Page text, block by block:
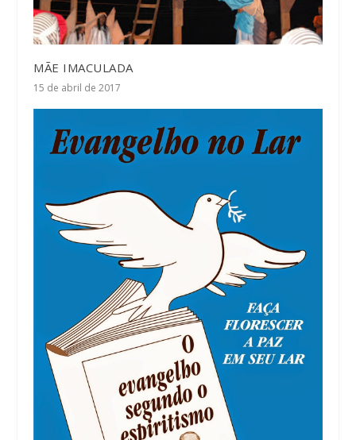
MÃE IMACULADA
15 de abril de 2017